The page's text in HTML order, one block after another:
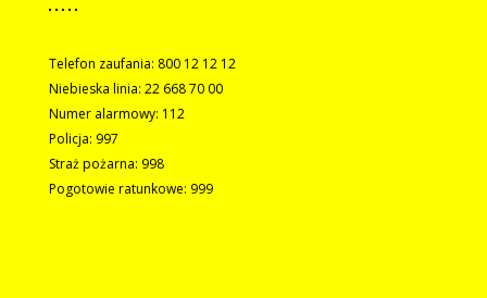
Telefon zaufania: 800 12 12 12
Niebieska linia: 22 668 70 00
Numer alarmowy: 112
Policja: 997
Straż pożarna: 998
Pogotowie ratunkowe: 999